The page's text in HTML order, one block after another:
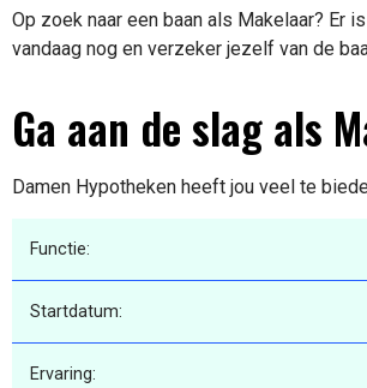
Op zoek naar een baan als Makelaar? Er
vandaag nog en verzeker jezelf van de
Ga aan de slag als
Damen Hypotheken heeft jou veel te
Functie:
Startdatum:
Ervaring: